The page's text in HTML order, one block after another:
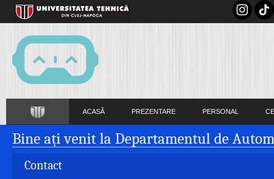
ACASĂ PREZENTARE PERSONAL
Bine ați venit la Departamentul de
Contact